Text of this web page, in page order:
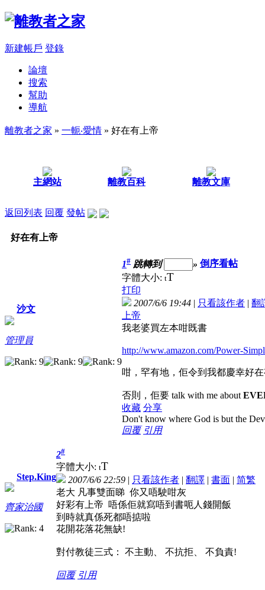
新建帳戶 登錄
論壇
搜索
幫助
導航
離教者之家 » 一軛‧愛情 » 好在有上帝
主網站 離教百科 離教文庫
返回列表 回覆 發帖
好在有上帝
沙文
管理員
1# 跳轉到 » 倒序看帖
字體大小: tT
打印
2007/6/6 19:44 | 只看該作者 | 翻
上帝
我老婆買左本咁既書
http://www.amazon.com/Power-
咁，罕有地，佢令到我都慶幸好
否則，佢要 talk with me about
收藏 分享
Don't know where God is but the
回覆 引用
Step.King
齊家治國
2#
字體大小: tT
2007/6/6 22:59 | 只看該作者 | 翻譯 | 書面 | 简繁
老大 凡事雙面睇 你又唔駛咁灰
好彩有上帝 唔係佢就寫唔到書呃人錢開飯
到時就真係死都唔掂啦
花開花落花無缺!
對付教徒三式： 不主動、 不抗拒、 不負責!
回覆 引用